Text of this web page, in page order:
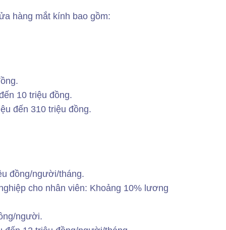
hàng mắt kính bao gồm:
10 triệu đồng.
đến 310 triệu đồng.
đồng/người/tháng.
cho nhân viên: Khoảng 10% lương
người.